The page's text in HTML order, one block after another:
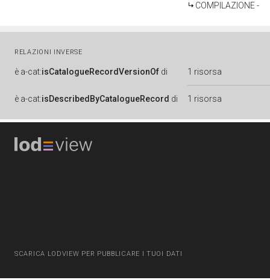
COMPILAZIONE -
RELAZIONI INVERSE
è a-cat:isCatalogueRecordVersionOf di 1 risorsa
è a-cat:isDescribedByCatalogueRecord di 1 risorsa
SCARICA LODVIEW PER PUBBLICARE I TUOI DATI